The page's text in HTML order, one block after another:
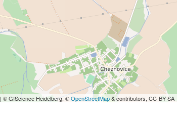
| © GIScience Heidelberg, ©OpenStreetMap& contributors, CC-BY-SA